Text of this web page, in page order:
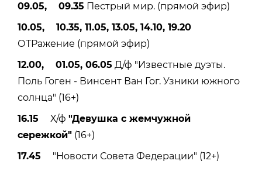
09.05, 09.35 Пестрый мир. (прямой эфир)
10.05, 10.35, 11.05, 13.05, 14.10, 19.20
ОТРажение (прямой эфир)
12.00, 01.05, 06.05 Д/ф "Известные дуэты.
Поль Гоген - Винсент Ван Гог. Узники южного
солнца" (16+)
16.15 Х/ф "Девушка с жемчужной
сережкой" (16+)
17.45 "Новости Совета Федерации" (12+)